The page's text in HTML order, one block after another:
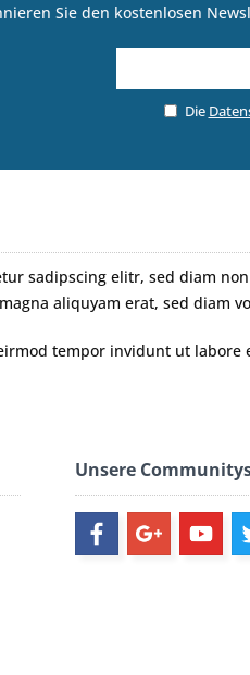
Sie den kostenlosen
Die
sadipscing elitr, sed diam
aliquyam erat, sed diam
tempor invidunt ut labore
Unsere